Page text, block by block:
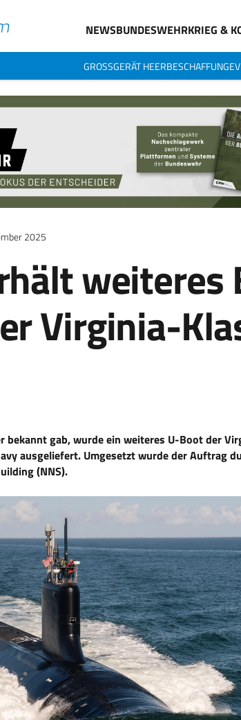
NEWSBUNDESWEHRKRIEG &
GROSSGERÄT HEERBESCHAFFUNG
2025
weiteres
Virginia-
bekannt gab, wurde ein weiteres U-Boot der
ausgeliefert. Umgesetzt wurde der Auftrag
(NNS).